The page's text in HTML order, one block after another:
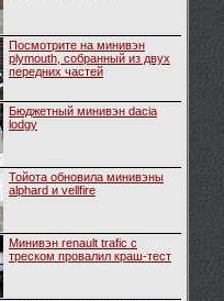
Посмотрите на минивэн
plymouth, собранный из двух
передних частей
Бюджетный минивэн dacia
lodgy
Тойота обновила минивэны
alphard и vellfire
Минивэн renault trafic с
треском провалил краш-тест